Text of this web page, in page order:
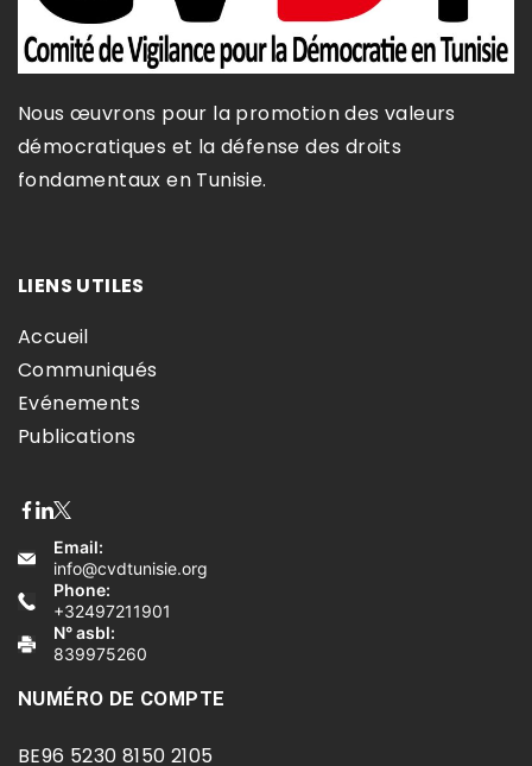
Nous œuvrons pour la promotion des valeurs
démocratiques et la défense des droits
fondamentaux en Tunisie.​
LIENS UTILES
Accueil
Communiqués
Evénements
Publications
Email:
info@cvdtunisie.org
Phone:
+32497211901
N° asbl:
839975260
NUMÉRO DE COMPTE
BE96 5230 8150 2105